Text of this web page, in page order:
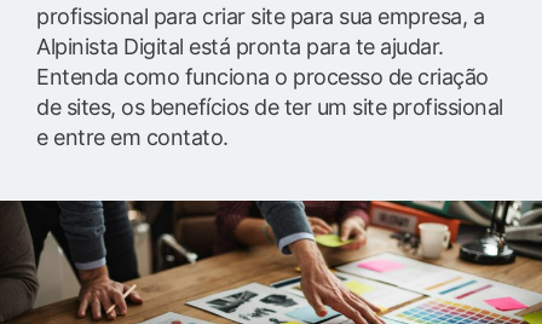
profissional para criar site para sua empresa, a
Alpinista Digital está pronta para te ajudar.
Entenda como funciona o processo de criação
de sites, os benefícios de ter um site profissional
e entre em contato.